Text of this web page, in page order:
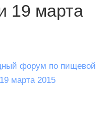
19 марта